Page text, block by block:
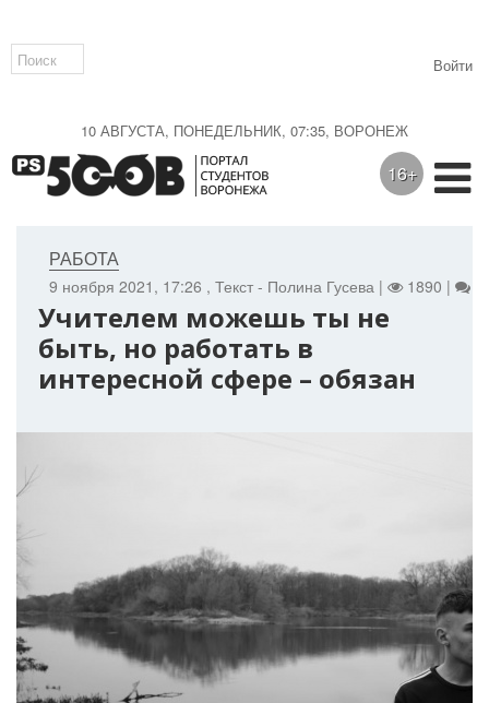
10 АВГУСТА, ПОНЕДЕЛЬНИК, 07:35, ВОРОНЕЖ
Войти
16+
9 ноября 2021, 17:26 , Текст - Полина Гусева | 1890 |
РАБОТА
Учителем можешь ты не
быть, но работать в
интересной сфере – обязан